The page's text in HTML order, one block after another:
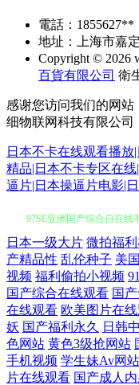
電話：1855627**
地址：上海市嘉
Copyright © 2026
百貨有限公司 衛
感谢您访问我们的网
细物联网科技有限公司
日本不卡在线观看播
精品|日本不卡专区在
逼片|日本操逼片电影|
站 俺去也亚洲综合 九九国
机在线视频 欧美最新sss
免费 无码专区第九页 91
线观看 国产第一页在线视
日本一级大片 微拍福
产精品性 乱伦种子 美
视频 福利偷拍小视频
国产综合在线观看 国
在线观看 欧美图片在
妖 国产福利永久 日韩
色网站 黄色3级抢网站
手机视频 学生妹Av网站
片在线观看 国产成人